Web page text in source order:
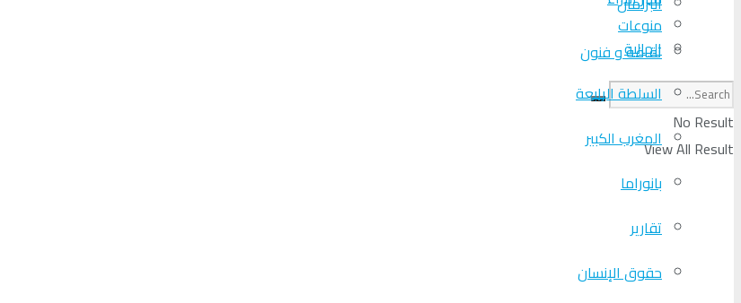
منوعات
ثقافة و فنون
No Result
View All Result
الجالية
السلطة الرابعة
المغرب الكبير
بانوراما
تقارير
حقوق الإنسان